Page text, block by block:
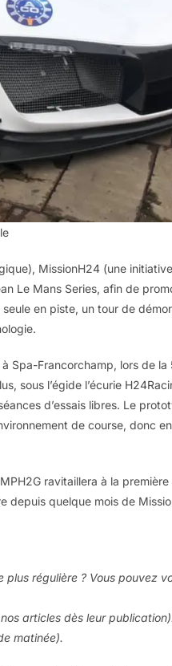
MissionH24 (une
Le Mans Series, afin de
en piste, un tour de
Spa-Francorchamp, lors de la
sous l’égide l’écurie
d’essais libres. Le
de course, donc
ravitaillera à la
depuis quelque mois de
plus régulière ? Vous pouvez
articles dès leur
matinée).